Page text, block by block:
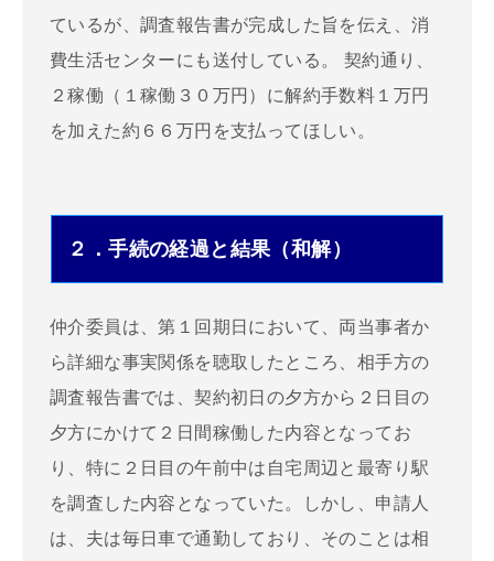
ているが、調査報告書が完成した旨を伝え、消
費生活センターにも送付している。 契約通り、
２稼働（１稼働３０万円）に解約手数料１万円
を加えた約６６万円を支払ってほしい。
２．手続の経過と結果（和解）
仲介委員は、第１回期日において、両当事者か
ら詳細な事実関係を聴取したところ、相手方の
調査報告書では、契約初日の夕方から２日目の
夕方にかけて２日間稼働した内容となってお
り、特に２日目の午前中は自宅周辺と最寄り駅
を調査した内容となっていた。しかし、申請人
は、夫は毎日車で通勤しており、そのことは相